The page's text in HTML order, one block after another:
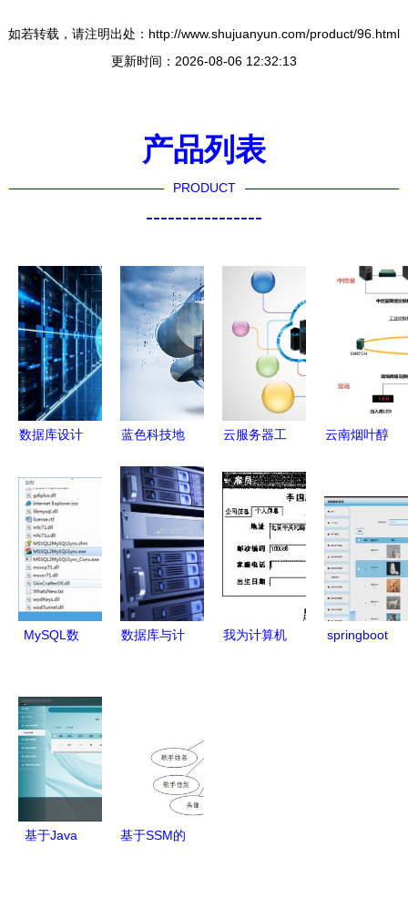
如若转载，请注明出处：http://www.shujuanyun.com/product/96.html
更新时间：2026-08-06 12:32:13
产品列表
PRODUCT
----------------
数据库设计
库及计算机
网络服务的
深度融合路
径
蓝色科技地
缝连接的数
据库及计算
机网络服务
体系
云服务器工
背景与关键
技能 数据
库与计算机
网络服务
云南烟叶醇
规划建设
数据库及计
算机网络服
务的关键支
撑
MySQL数
v2.2.1绿色
版高效指南
数据库与计
效与安全的
数据基础设
我为计算机
springboot
基于Java
基于SSM的